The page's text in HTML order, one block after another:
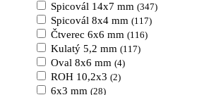
Spicovál 14x7 mm (347)
Spicovál 8x4 mm (117)
Čtverec 6x6 mm (116)
Kulatý 5,2 mm (117)
Oval 8x6 mm (4)
ROH 10,2x3 (2)
6x3 mm (28)